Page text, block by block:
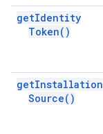
getIdentity
Token( )
getInstallation
Source( )